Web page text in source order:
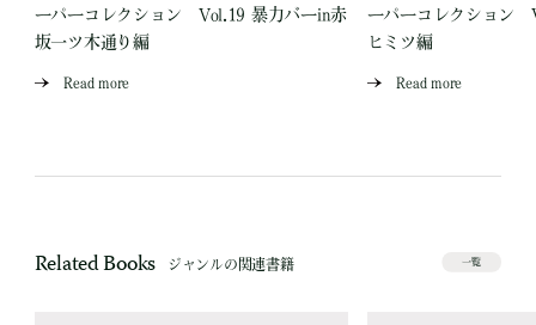
ーパーコレクション Vol.19 暴力バーin赤
坂一ツ木通り編
Read more
ーパーコレクション
ヒミツ編
Read more
Related Books ジャンルの関連書籍 一覧